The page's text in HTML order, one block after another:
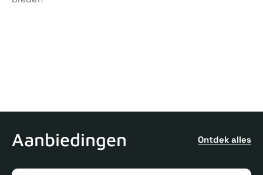
Aanbiedingen Ontdek alles